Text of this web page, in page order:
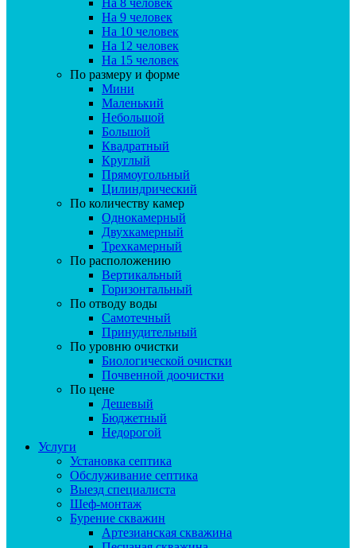
На 8 человек
На 9 человек
На 10 человек
На 12 человек
На 15 человек
По размеру и форме
Мини
Маленький
Небольшой
Большой
Квадратный
Круглый
Прямоугольный
Цилиндрический
По количеству камер
Однокамерный
Двухкамерный
Трехкамерный
По расположению
Вертикальный
Горизонтальный
По отводу воды
Самотечный
Принудительный
По уровню очистки
Биологической очистки
Почвенной доочистки
По цене
Дешевый
Бюджетный
Недорогой
Услуги
Установка септика
Обслуживание септика
Выезд специалиста
Шеф-монтаж
Бурение скважин
Артезианская скважина